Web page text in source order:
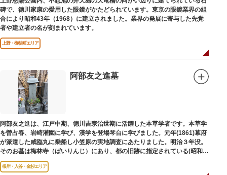
碑で、徳川家康の愛用した眼鏡がかたどられています。東京の眼鏡業界の組
合により昭和43年（1968）に建立されました。業界の発展に寄与した先覚
者や建立者の名が刻まれています。
上野・御徒町エリア
阿部友之進墓
阿部友之進は、江戸中期、徳川吉宗治世期に活躍した本草学者です。本草学
を曽占春、岩崎灌園に学び、漢学を登場琴台に学びました。元年(1861)幕府
が派遣した咸臨丸に乗船し小笠原の実地調査にあたりました。明治３年没。
そのお墓は梅林寺（ばいりんじ）にあり、都の旧跡に指定されている(昭和３
年指定)。
根岸・入谷・金杉エリア